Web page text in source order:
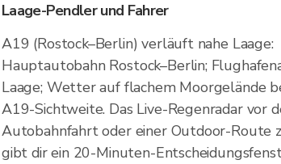
Laage-Pendler und Fahrer
A19 (Rostock–Berlin) verläuft nahe Laage:
Hauptautobahn Rostock–Berlin;
Laage; Wetter auf flachem Moorgelände
A19-Sichtweite. Das Live-Regenradar vor
Autobahnfahrt oder einer Outdoor-Route
gibt dir ein 20-Minuten-